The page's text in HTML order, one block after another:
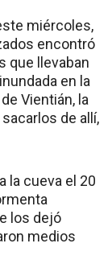
miércoles,
encontró
que llevaban
en la
Vientián, la
de allí,
la cueva el 20
los dejó
medios